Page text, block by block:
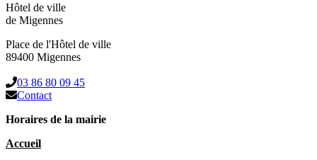
Hôtel de ville
de Migennes
Place de l'Hôtel de ville
89400 Migennes
03 86 80 09 45
Contact
Horaires de la mairie
Accueil